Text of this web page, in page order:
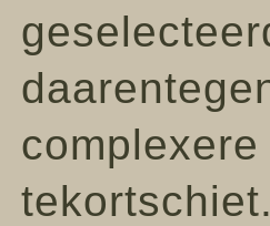
tekortschiet.